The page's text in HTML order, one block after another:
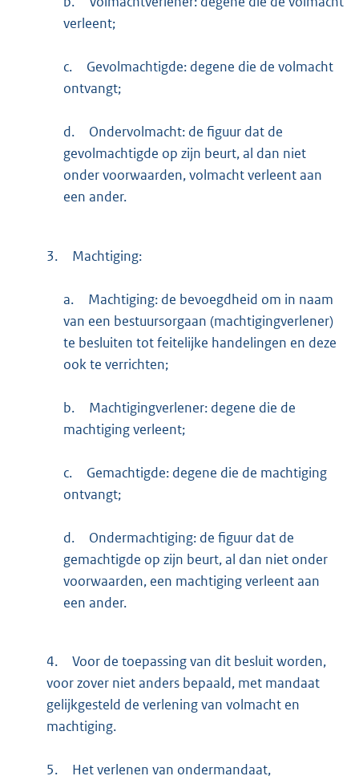
verleent;
c.
Gevolmachtigde: degene die de volmacht
ontvangt;
d.
Ondervolmacht: de figuur dat de
gevolmachtigde op zijn beurt, al dan niet
onder voorwaarden, volmacht verleent aan
een ander.
3. Machtiging:
a.
Machtiging: de bevoegdheid om in naam
van een bestuursorgaan (machtigingverlener)
te besluiten tot feitelijke handelingen en deze
ook te verrichten;
b.
Machtigingverlener: degene die de
machtiging verleent;
c.
Gemachtigde: degene die de machtiging
ontvangt;
d.
Ondermachtiging: de figuur dat de
gemachtigde op zijn beurt, al dan niet onder
voorwaarden, een machtiging verleent aan
een ander.
4.
Voor de toepassing van dit besluit worden,
voor zover niet anders bepaald, met mandaat
gelijkgesteld de verlening van volmacht en
machtiging.
5.
Het verlenen van ondermandaat,